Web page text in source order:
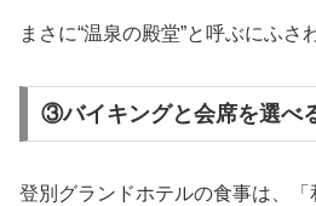
まさに“温泉の殿堂”と呼ぶにふさ
③バイキングと会席を選べ
登別グランドホテルの食事は、